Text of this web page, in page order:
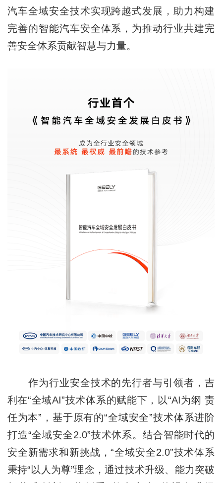
汽车全域安全技术实现跨越式发展，助力构建
完善的智能汽车安全体系，为推动行业共建完
善安全体系贡献智慧与力量。
作为行业安全技术的先行者与引领者，吉
利在“全域AI”技术体系的赋能下，以“AI为纲 责
任为本”，基于原有的“全域安全”技术体系进阶
打造“全域安全2.0”技术体系。结合智能时代的
安全新需求和新挑战，“全域安全2.0”技术体系
秉持“以人为尊”理念，通过技术升级、能力突破